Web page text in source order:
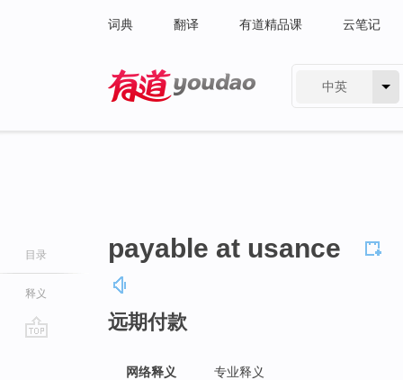
词典 翻译 有道精品课 云笔记
中英
目录
释义
payable at usance
远期付款
网络释义 专业释义